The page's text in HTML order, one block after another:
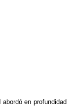
abordó en profundidad